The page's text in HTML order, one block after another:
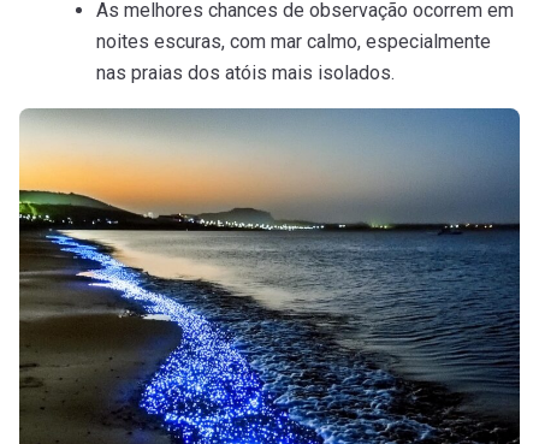
As melhores chances de observação ocorrem em
noites escuras, com mar calmo, especialmente
nas praias dos atóis mais isolados.